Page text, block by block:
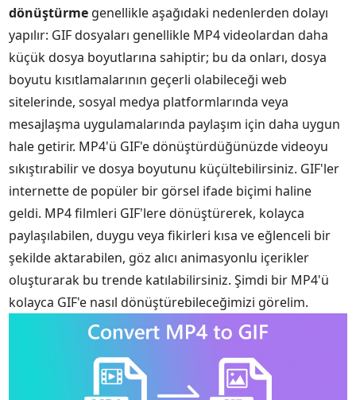
dönüştürme genellikle aşağıdaki nedenlerden dolayı
yapılır: GIF dosyaları genellikle MP4 videolardan daha
küçük dosya boyutlarına sahiptir; bu da onları, dosya
boyutu kısıtlamalarının geçerli olabileceği web
sitelerinde, sosyal medya platformlarında veya
mesajlaşma uygulamalarında paylaşım için daha uygun
hale getirir. MP4'ü GIF'e dönüştürdüğünüzde videoyu
sıkıştırabilir ve dosya boyutunu küçültebilirsiniz. GIF'ler
internette de popüler bir görsel ifade biçimi haline
geldi. MP4 filmleri GIF'lere dönüştürerek, kolayca
paylaşılabilen, duygu veya fikirleri kısa ve eğlenceli bir
şekilde aktarabilen, göz alıcı animasyonlu içerikler
oluşturarak bu trende katılabilirsiniz. Şimdi bir MP4'ü
kolayca GIF'e nasıl dönüştürebileceğimizi görelim.